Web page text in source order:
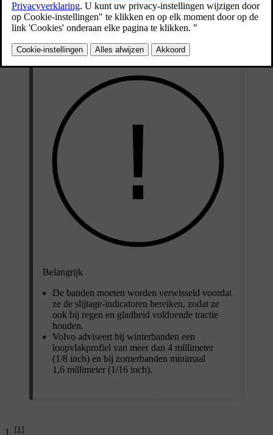
De smalle groeven die in de lengterichting van het loopvlakpatroon
van de band lopen, zijn slijtage-indicatoren. Op de zijkant van de
[1] (Tread Wear Indicator).
Belangrijk
De banden moeten worden verwisseld voordat
ze de slijtage-indicatoren bereiken, zodat ze
ook bij regen en gladheid voldoende tractie
houden.
Volvo adviseert bij winterbanden een
loopvlakprofiel van meer dan 4 millimeter
(1/8 inch) en bij zomerbanden minimaal
1,6 millimeter (1/16 inch).
[1]